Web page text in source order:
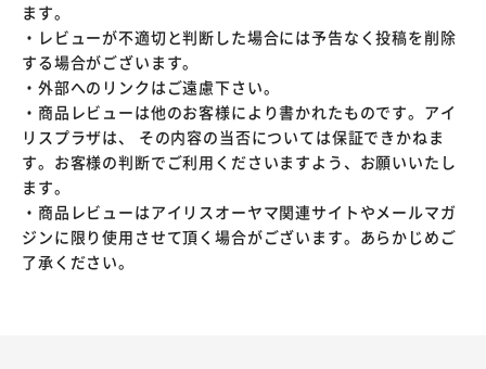
ます。
・レビューが不適切と判断した場合には予告なく投稿を削除
する場合がございます。
・外部へのリンクはご遠慮下さい。
・商品レビューは他のお客様により書かれたものです。アイ
リスプラザは、 その内容の当否については保証できかねま
す。お客様の判断でご利用くださいますよう、お願いいたし
ます。
・商品レビューはアイリスオーヤマ関連サイトやメールマガ
ジンに限り使用させて頂く場合がございます。あらかじめご
了承ください。